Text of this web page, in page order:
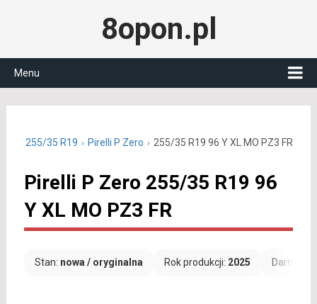
8opon.pl
Menu
255/35 R19 Pirelli P Zero 255/35 R19 96 Y XL MO PZ3 FR
Pirelli P Zero 255/35 R19 96
Y XL MO PZ3 FR
Stan: nowa / oryginalna Rok produkcji: 2025